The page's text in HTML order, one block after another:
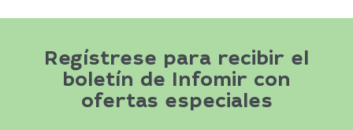
Regístrese para recibir el
boletín de Infomir con
ofertas especiales